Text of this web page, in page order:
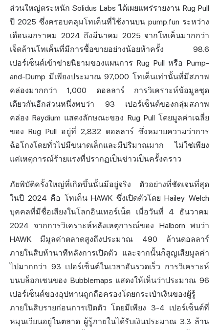
ส่วนใหญ่ตระหนัก Solidus Labs ได้เผยแพร่รายงาน Rug Pull
ปี 2025 ซึ่งครอบคลุมโทเค็นที่ใช้งานบน pump.fun ระหว่าง
เดือนมกราคม 2024 ถึงมีนาคม 2025 จากโทเค็นมากกว่า
เจ็ดล้านโทเค็นที่มีการซื้อขายอย่างน้อยห้าครั้ง 98.6
เปอร์เซ็นต์เข้าข่ายนิยามของแผนการ Rug Pull หรือ Pump-
and-Dump มีเพียงประมาณ 97,000 โทเค็นเท่านั้นที่มีสภาพ
คล่องมากกว่า 1,000 ดอลลาร์ การวิเคราะห์ข้อมูลชุด
เดียวกันอีกส่วนหนึ่งพบว่า 93 เปอร์เซ็นต์ของกลุ่มสภาพ
คล่อง Raydium แสดงลักษณะของ Rug Pull โดยมูลค่าเฉลี่ย
ของ Rug Pull อยู่ที่ 2,832 ดอลลาร์ ซึ่งหมายความว่าการ
ฉ้อโกงโดยทั่วไปมีขนาดเล็กและมีปริมาณมาก ไม่ใช่เพียง
แค่เหตุการณ์ร้ายแรงที่ปรากฏเป็นข่าวเป็นครั้งคราว
ภัยพิบัติครั้งใหญ่ที่เกิดขึ้นนั้นมีอยู่จริง ตัวอย่างที่ชัดเจนที่สุด
ในปี 2024 คือ โทเค็น HAWK ซึ่งเปิดตัวโดย Hailey Welch
บุคคลที่มีชื่อเสียงในโลกอินเทอร์เน็ต เมื่อวันที่ 4 ธันวาคม
2024 จากการวิเคราะห์หลังเหตุการณ์ของ Halborn พบว่า
HAWK มีมูลค่าตลาดสูงถึงประมาณ 490 ล้านดอลลาร์
ภายในสิบห้านาทีหลังการเปิดตัว และจากนั้นก็สูญเสียมูลค่า
ไปมากกว่า 93 เปอร์เซ็นต์ในเวลาอันรวดเร็ว การวิเคราะห์
บนบล็อกเชนของ Bubblemaps แสดงให้เห็นว่าประมาณ 96
เปอร์เซ็นต์ของอุปทานถูกถือครองโดยกระเป๋าเงินของผู้รู้
ภายในสิบรายก่อนการเปิดตัว โดยมีเพียง 3-4 เปอร์เซ็นต์ที่
หมุนเวียนอยู่ในตลาด ผู้รู้ภายในได้รับเงินประมาณ 3.3 ล้าน